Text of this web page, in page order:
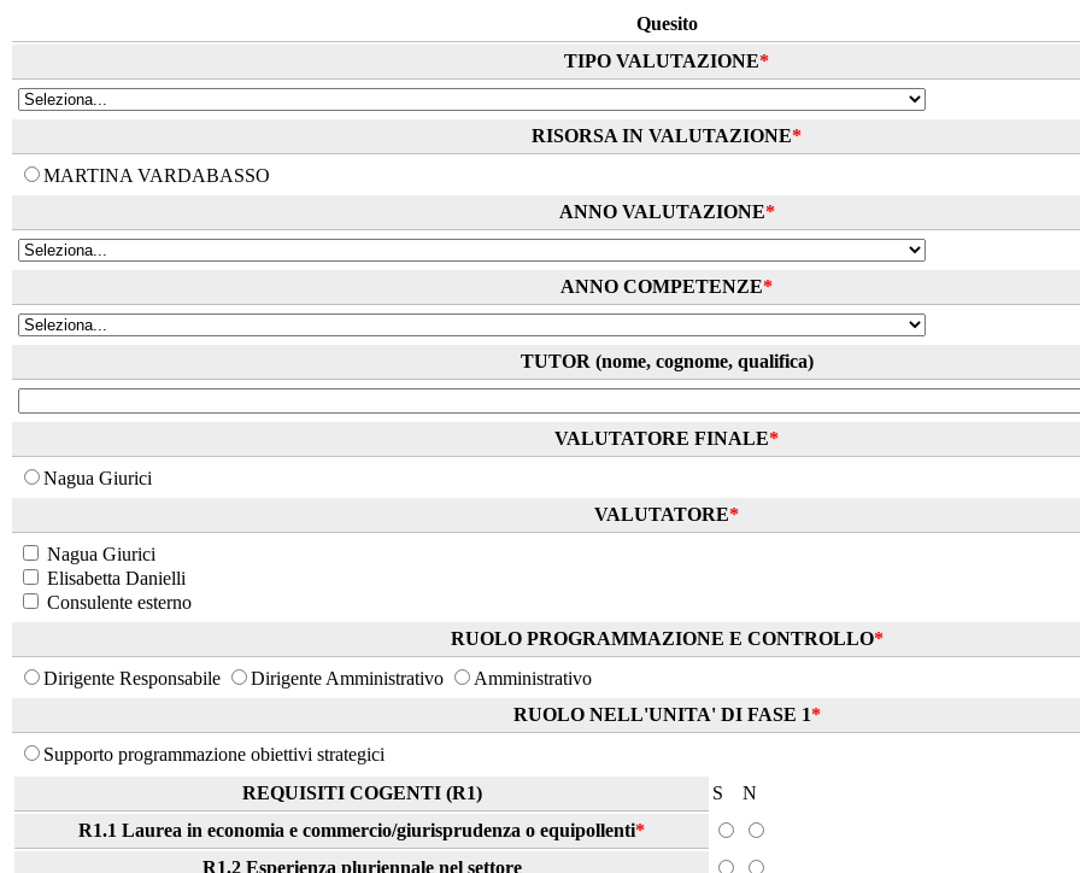
Quesito
TIPO VALUTAZIONE*
RISORSA IN VALUTAZIONE*
MARTINA VARDABASSO
ANNO VALUTAZIONE*
ANNO COMPETENZE*
TUTOR (nome, cognome, qualifica)
VALUTATORE FINALE*
Nagua Giurici
VALUTATORE*
Nagua Giurici
Elisabetta Danielli
Consulente esterno
RUOLO PROGRAMMAZIONE E CONTROLLO*
Dirigente Responsabile
Dirigente Amministrativo
Amministrativo
RUOLO NELL'UNITA' DI FASE 1*
Supporto programmazione obiettivi strategici
REQUISITI COGENTI (R1)
S
N
R1.1 Laurea in economia e commercio/giurisprudenza o equipollenti*
R1.2 Esperienza pluriennale nel settore